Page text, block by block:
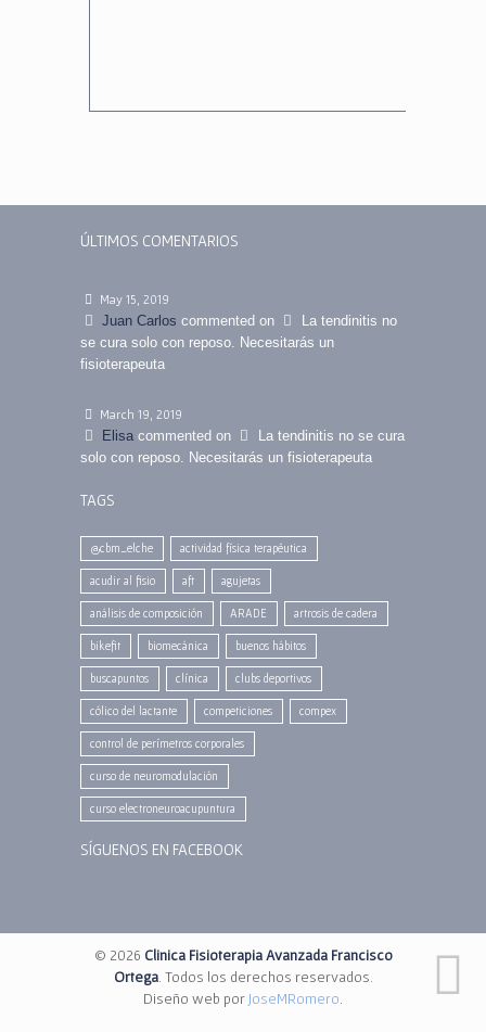
ÚLTIMOS COMENTARIOS
May 15, 2019
Juan Carlos commented on
La tendinitis no
se cura solo con reposo. Necesitarás un
fisioterapeuta
March 19, 2019
Elisa commented on
La tendinitis no se cura
solo con reposo. Necesitarás un fisioterapeuta
TAGS
@cbm_elche actividad física terapéutica
acudir al fisio aft agujetas
análisis de composición ARADE artrosis de cadera
bikefit biomecánica buenos hábitos
buscapuntos clínica clubs deportivos
cólico del lactante competiciones compex
control de perímetros corporales
curso de neuromodulación
curso electroneuroacupuntura
SÍGUENOS EN FACEBOOK
© 2026 Clinica Fisioterapia Avanzada Francisco
Ortega. Todos los derechos reservados.
Diseño web por JoseMRomero